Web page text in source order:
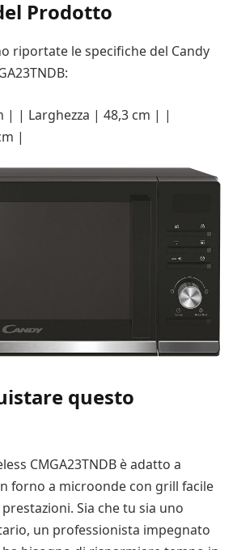
Prodotto
riportate le specifiche del Candy
| | Larghezza | 48,3 cm | |
|
questo
CMGA23TNDB è adatto a
forno a microonde con grill facile
Sia che tu sia uno
un professionista impegnato